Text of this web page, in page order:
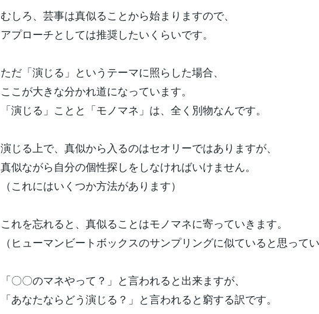
むしろ、芸事は真似ることから始まりますので、
アプローチとしては推奨したいくらいです。
ただ「演じる」というテーマに照らした場合、
ここが大きな分かれ道になっています。
「演じる」ことと「モノマネ」は、全く別物なんです。
演じる上で、真似から入るのはセオリーではありますが、
真似ながら自分の個性探しをしなければいけません。
（これにはいくつか方法があります）
これを忘れると、真似ることはモノマネに寄っていきます。
（ヒューマンビートボックスのサンプリングに似ていると思って
「〇〇のマネやって？」と言われると出来ますが、
「あなたならどう演じる？」と言われると窮する訳です。